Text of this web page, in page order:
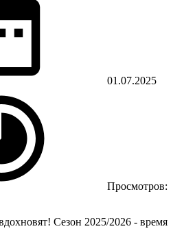
01.07.2025
Просмотров:
Сезон 2025/2026 - время